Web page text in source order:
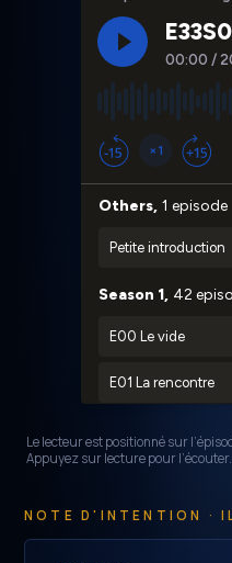
Le lecteur est positionné sur
Appuyez sur lecture pour l’écouter.
NOTE D'INTENTION ·